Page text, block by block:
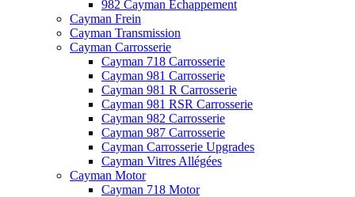
982 Cayman Échappement
Cayman Frein
Cayman Transmission
Cayman Carrosserie
Cayman 718 Carrosserie
Cayman 981 Carrosserie
Cayman 981 R Carrosserie
Cayman 981 RSR Carrosserie
Cayman 982 Carrosserie
Cayman 987 Carrosserie
Cayman Carrosserie Upgrades
Cayman Vitres Allégées
Cayman Motor
Cayman 718 Motor